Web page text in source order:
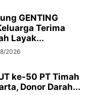
GENTING
Terima
Layak...
2026
ke-50 PT Timah
Donor Darah...